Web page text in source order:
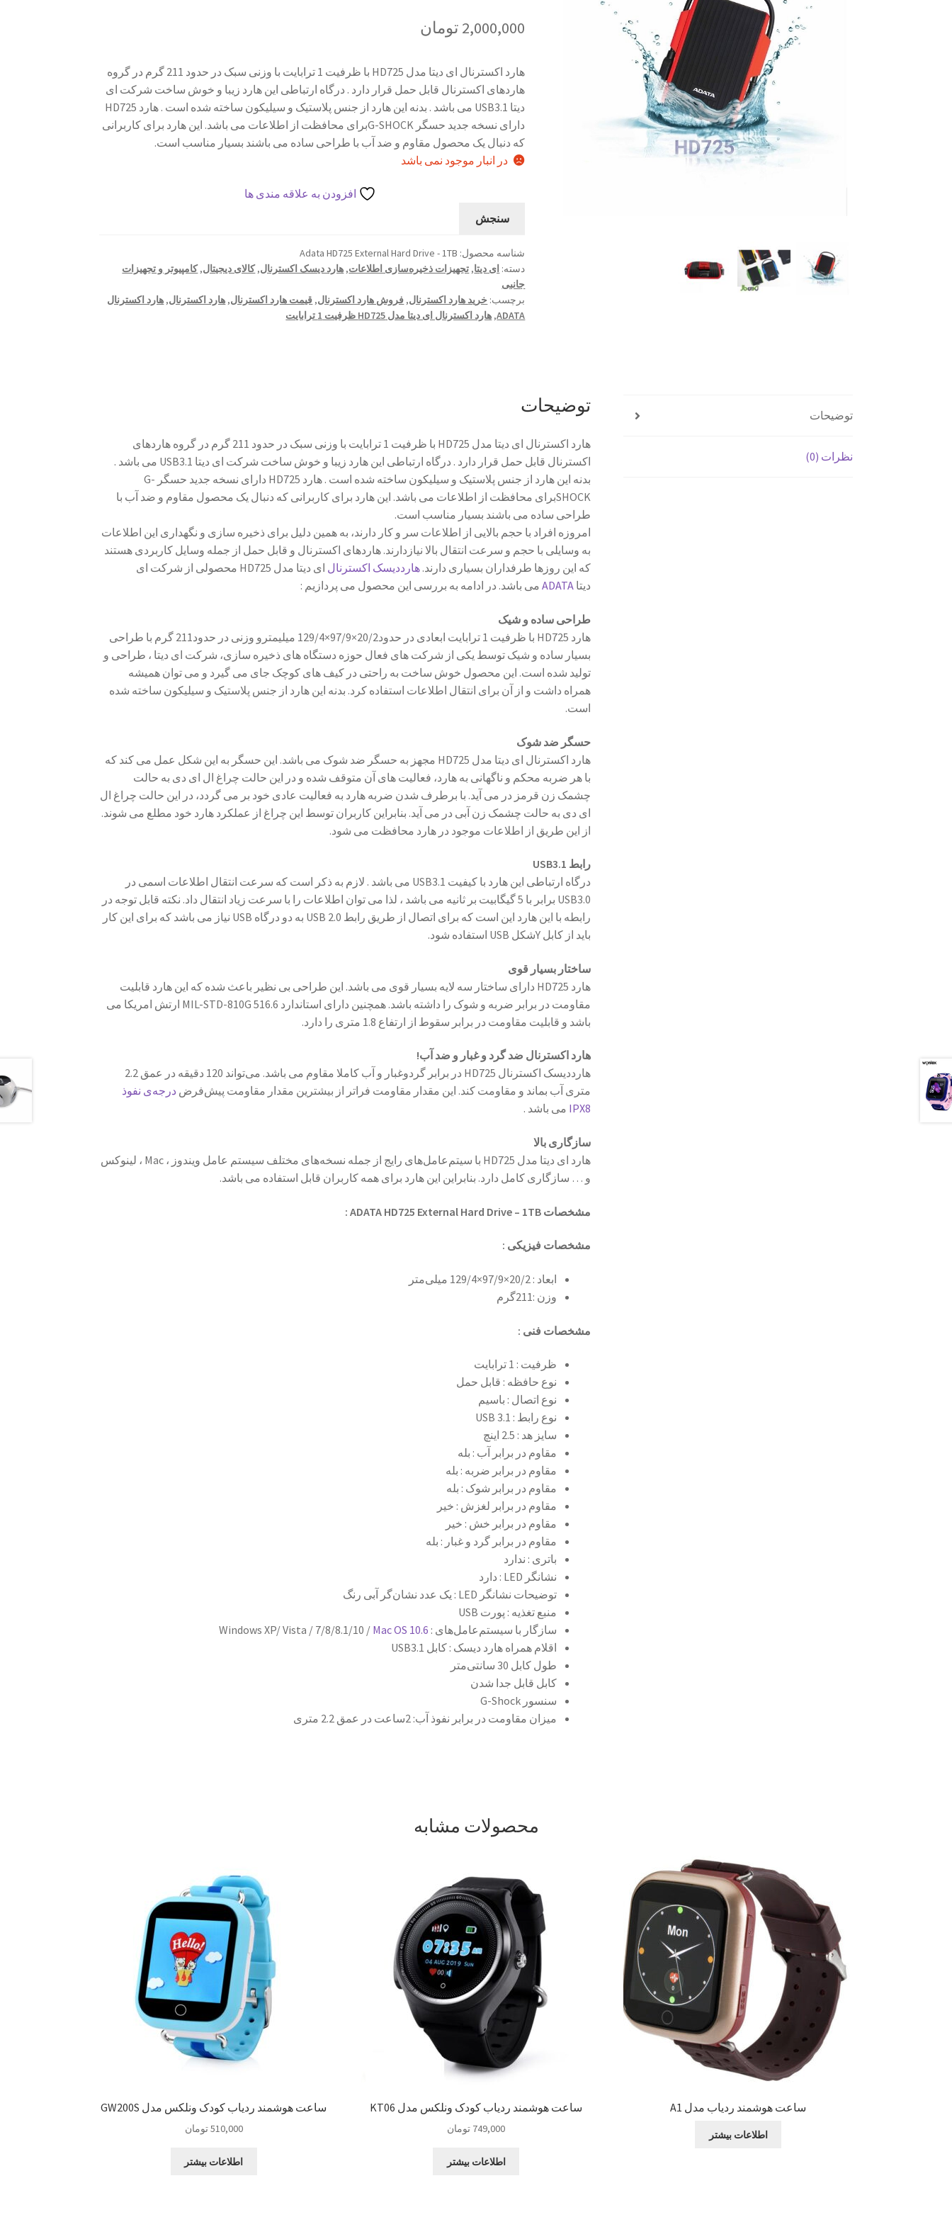
2,000,000 تومان
هارد اکسترنال ای دیتا مدل HD725 با ظرفیت 1 ترابایت با وزنی سبک در حدود 211 گرم در گروه
هارد‌های اکسترنال قابل حمل قرار دارد . درگاه ارتباطی این هارد زیبا و خوش ساخت شرکت ای
دیتا USB3.1 می باشد . بدنه این هارد از جنس پلاستیک و سیلیکون ساخته شده است . هارد HD725
دارای نسخه جدید حسگر G-SHOCKبرای محافظت از اطلاعات می باشد. این هارد برای کاربرانی
که دنبال یک محصول مقاوم و ضد آب با طراحی ساده می باشند بسیار مناسب است.
در انبار موجود نمی باشد
افزودن به علاقه مندی ها
سنجش
شناسه محصول: Adata HD725 External Hard Drive - 1TB
دسته: ای دیتا, تجهیزات ذخیره‌سازی اطلاعات, هارد دیسک اکسترنال,کالای دیجیتال,کامپیوتر و تجهیزات
جانبی
برچسب: خرید هارد اکسترنال, فروش هارد اکسترنال, قیمت هارد اکسترنال, هارد اکسترنال, هارد اکسترنال
ADATA
, هارد اکسترنال ای دیتا مدل HD725 ظرفیت 1 ترابایت
توضیحات
نظرات (0)
توضیحات
هارد اکسترنال ای دیتا مدل HD725 با ظرفیت 1 ترابایت با وزنی سبک در حدود 211 گرم در گروه هارد‌های
اکسترنال قابل حمل قرار دارد . درگاه ارتباطی این هارد زیبا و خوش ساخت شرکت ای دیتا USB3.1 می باشد .
بدنه این هارد از جنس پلاستیک و سیلیکون ساخته شده است . هارد HD725 دارای نسخه جدید حسگر G-
SHOCKبرای محافظت از اطلاعات می باشد. این هارد برای کاربرانی که دنبال یک محصول مقاوم و ضد آب با
طراحی ساده می باشند بسیار مناسب است.
امروزه افراد با حجم بالایی از اطلاعات سر و کار دارند، به همین دلیل برای ذخیره سازی و نگهداری این اطلاعات
به وسایلی با حجم و سرعت انتقال بالا نیازدارند. هاردهای اکسترنال و قابل حمل از جمله وسایل کاربردی هستند
که این روزها طرفداران بسیاری دارند.هارددیسک اکسترنال
ای دیتا مدل HD725 محصولی از شرکت ای
دیتاADATA می باشد. در ادامه به بررسی این محصول می پردازیم :
طراحی ساده و شیک
هارد HD725 با ظرفیت 1 ترابایت ابعادی در حدود20/2×97/9×129/4 میلیمترو وزنی در حدود211 گرم با طراحی
بسیار ساده و شیک توسط یکی از شرکت های فعال حوزه دستگاه های ذخیره سازی، شرکت ای دیتا ، طراحی و
تولید شده است. این محصول خوش ساخت به راحتی در کیف های کوچک جای می گیرد و می توان همیشه
همراه داشت و از آن برای انتقال اطلاعات استفاده کرد. بدنه این هارد از جنس پلاستیک و سیلیکون ساخته شده
است.
حسگر ضد شوک
هارد اکسترنال ای دیتا مدل HD725 مجهز به حسگر ضد شوک می باشد. این حسگر به این شکل عمل می کند که
با هر ضربه محکم و ناگهانی به هارد، فعالیت های آن متوقف شده و در این حالت چراغ ال ای دی به حالت
چشمک زن قرمز در می آید. با برطرف شدن ضربه هارد به فعالیت عادی خود بر می گردد، در این حالت چراغ ال
ای دی به حالت چشمک زن آبی در می آید. بنابراین کاربران توسط این چراغ از عملکرد هارد خود مطلع می شوند.
از این طریق از اطلاعات موجود در هارد محافظت می شود.
رابط USB3.1
درگاه ارتباطی این هارد با کیفیت USB3.1 می باشد . لازم به ذکر است که سرعت انتقال اطلاعات اسمی در
USB3.0 برابر با 5 گیگابیت بر ثانیه می باشد ، لذا می توان اطلاعات را با سرعت زیاد انتقال داد. نکته قابل توجه در
رابطه با این هارد این است که برای اتصال از طریق رابط USB 2.0 به دو درگاه USB نیاز می باشد که برای این کار
باید از کابل Yشکل USB استفاده شود.
ساختار بسیار قوی
هارد HD725 دارای ساختار سه لایه بسیار قوی می باشد. این طراحی بی نظیر باعث شده که این هارد قابلیت
مقاومت در برابر ضربه و شوک را داشته باشد. همچنین دارای استاندارد MIL-STD-810G 516.6 ارتش امریکا می
باشد و قابلیت مقاومت در برابر سقوط از ارتفاع 1.8 متری را دارد.
هارد اکسترنال ضد گرد و غبار و ضد آب!
هارددیسک اکسترنال HD725 در برابر گردوغبار و آب کاملا مقاوم می باشد. می‌تواند 120 دقیقه در عمق 2.2
متری آب بماند و مقاومت کند. این مقدار مقاومت فراتر از بیشترین مقدار مقاومت پیش‌فرض درجه‌ی نفوذ
IPX8 می باشد .
سازگاری بالا
هارد ای دیتا مدل HD725 با سیتم‌عامل‌های رایج از جمله نسخه‌های مختلف سیستم عامل ویندوز ، Mac ، لینوکس
و … سازگاری کامل دارد. بنابراین این هارد برای همه کاربران قابل استفاده می باشد.
مشخصات ADATA HD725 External Hard Drive – 1TB :
مشخصات فیزیکی :
ابعاد : 20/2×97/9×129/4 میلی‌متر
وزن :211گرم
مشخصات فنی :
ظرفیت : 1 ترابایت
نوع حافظه : قابل حمل
نوع اتصال : باسیم
نوع رابط : USB 3.1
سایز هد : 2.5 اینچ
مقاوم در برابر آب : بله
مقاوم در برابر ضربه : بله
مقاوم در برابر شوک : بله
مقاوم در برابر لغزش : خیر
مقاوم در برابر خش : خیر
مقاوم در برابر گرد و غبار : بله
باتری : ندارد
نشانگر LED : دارد
توضیحات نشانگر LED : یک عدد نشان‌گر آبی رنگ
منبع تغذیه : پورت USB
سازگار با سیستم‌عامل‌های : Windows XP/ Vista / 7/8/8.1/10 / Mac OS 10.6
اقلام همراه هارد دیسک : کابل USB3.1
طول کابل 30 سانتی‌متر
کابل قابل جدا شدن
سنسور G-Shock
میزان مقاومت در برابر نفوذ آب: 2ساعت در عمق 2.2 متری
محصولات مشابه
ساعت هوشمند ردیاب مدل A1
اطلاعات بیشتر
ساعت هوشمند ردیاب کودک ونلکس مدل KT06
749,000 تومان
اطلاعات بیشتر
ساعت هوشمند ردیاب کودک ونلکس مدل GW200S
510,000تومان
اطلاعات بیشتر